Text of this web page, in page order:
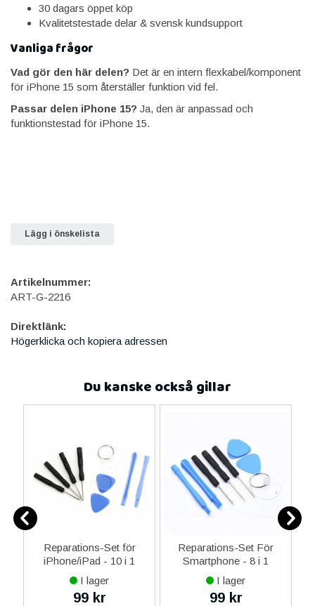
30 dagars öppet köp
Kvalitetstestade delar & svensk kundsupport
Vanliga frågor
Vad gör den här delen? Det är en intern flexkabel/komponent
för iPhone 15 som återställer funktion vid fel.
Passar delen iPhone 15? Ja, den är anpassad och
funktionstestad för iPhone 15.
Lägg i önskelista
Artikelnummer:
ART-G-2216
Direktlänk:
Högerklicka och kopiera adressen
Du kanske också gillar
Reparations-Set för
iPhone/iPad - 10 i 1
I lager
99 kr
Reparations-Set För
Smartphone - 8 i 1
I lager
99 kr